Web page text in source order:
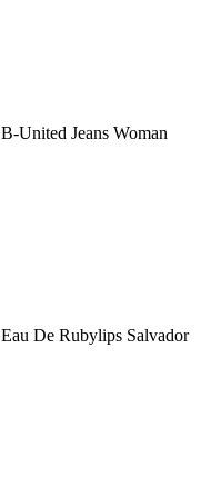
B-United Jeans Woman
Eau De Rubylips Salvador